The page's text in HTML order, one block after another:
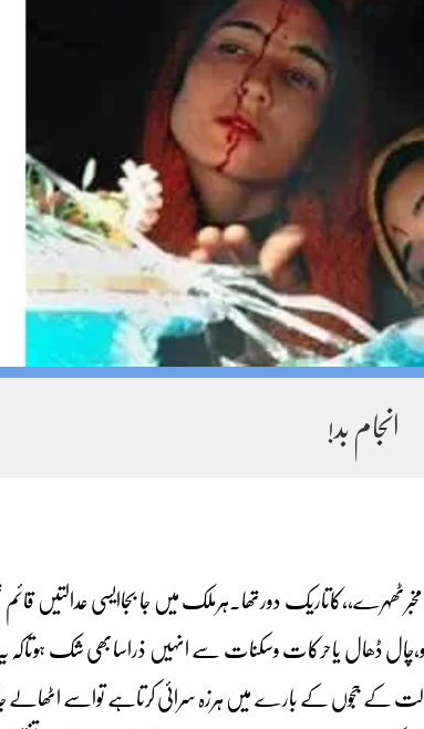
انجام بد!
دورتھا۔ہرملک میں جا بجاایسی عدالتیں قائم
ڈھال یاحرکات وسکنات سے انہیں ذراسابھی شک
کے ججوں کے بارے میں ہرزہ سرائی کرتاہے تواسے